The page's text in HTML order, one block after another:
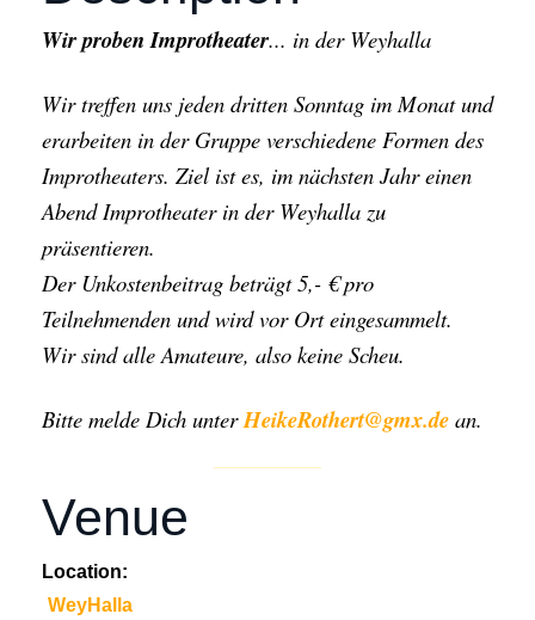
Wir proben Improtheater... in der Weyhalla
Wir treffen uns jeden dritten Sonntag im Monat und
erarbeiten in der Gruppe verschiedene Formen des
Improtheaters. Ziel ist es, im nächsten Jahr einen
Abend Improtheater in der Weyhalla zu
präsentieren.
Der Unkostenbeitrag beträgt 5,- € pro
Teilnehmenden und wird vor Ort eingesammelt.
Wir sind alle Amateure, also keine Scheu.
Bitte melde Dich unterHeikeRothert@gmx.de an.
Venue
Location:
WeyHalla